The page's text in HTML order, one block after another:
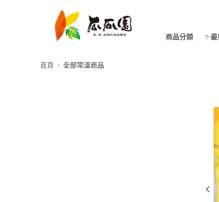
商品分類 ✨
首頁 全部常溫商品